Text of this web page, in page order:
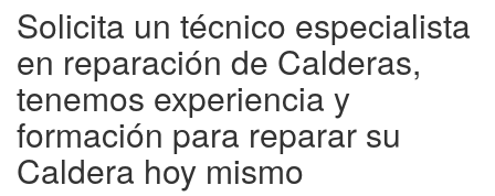
Solicita un técnico especialista
en reparación de Calderas,
tenemos experiencia y
formación para reparar su
Caldera hoy mismo